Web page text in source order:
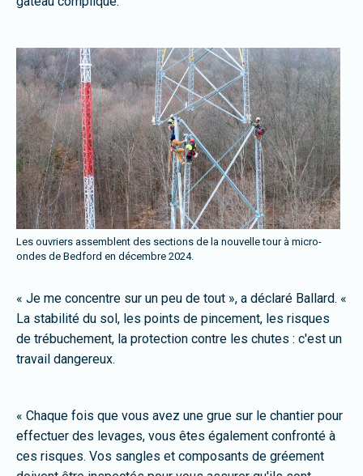
Les ouvriers assemblent des sections de la nouvelle tour à micro-
ondes de Bedford en décembre 2024.
« Je me concentre sur un peu de tout », a déclaré Ballard. «
La stabilité du sol, les points de pincement, les risques
de trébuchement, la protection contre les chutes : c'est un
travail dangereux.
« Chaque fois que vous avez une grue sur le chantier pour
effectuer des levages, vous êtes également confronté à
ces risques. Vos sangles et composants de gréement